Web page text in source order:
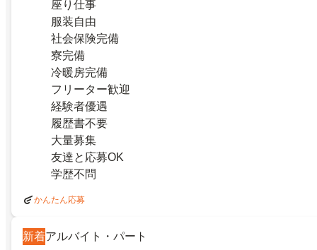
座り仕事
服装自由
社会保険完備
寮完備
冷暖房完備
フリーター歓迎
経験者優遇
履歴書不要
大量募集
友達と応募OK
学歴不問
かんたん応募
新着アルバイト・パート